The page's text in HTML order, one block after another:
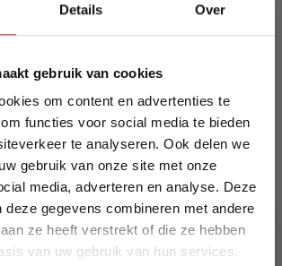
Details Over
gebruik van cookies
om content en advertenties te
functies voor social media te bieden
te analyseren. Ook delen we
gebruik van onze site met onze
media, adverteren en analyse. Deze
deze gegevens combineren met andere
ze heeft verstrekt of die ze hebben
van uw gebruik van hun services.
kunnen ietsjes afwijken.
Meer informatie